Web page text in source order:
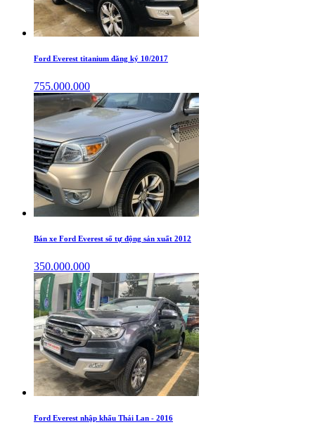
Ford Everest titanium đăng ký 10/2017
755.000.000
Bán xe Ford Everest số tự động sản xuất 2012
350.000.000
Ford Everest nhập khẩu Thái Lan - 2016